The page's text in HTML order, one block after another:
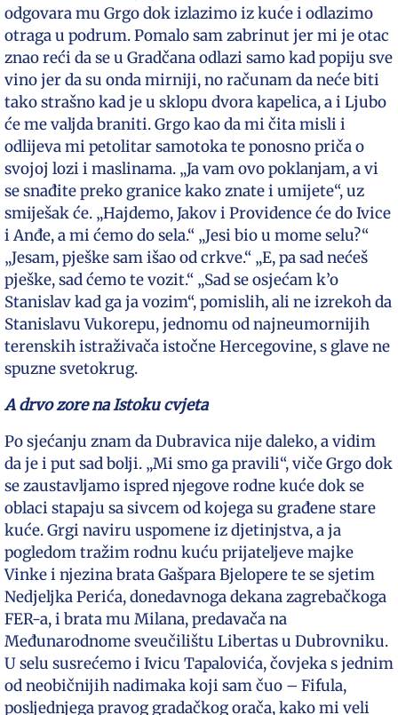
odgovara mu Grgo dok izlazimo iz kuće i odlazimo
otraga u podrum. Pomalo sam zabrinut jer mi je otac
znao reći da se u Gradčana odlazi samo kad popiju sve
vino jer da su onda mirniji, no računam da neće biti
tako strašno kad je u sklopu dvora kapelica, a i Ljubo
će me valjda braniti. Grgo kao da mi čita misli i
odlijeva mi petolitar samotoka te ponosno priča o
svojoj lozi i maslinama. „Ja vam ovo poklanjam, a vi
se snađite preko granice kako znate i umijete“, uz
smiješak će. „Hajdemo, Jakov i Providence će do Ivice
i Anđe, a mi ćemo do sela.“ „Jesi bio u mome selu?“
„Jesam, pješke sam išao od crkve.“ „E, pa sad nećeš
pješke, sad ćemo te vozit.“ „Sad se osjećam k’o
Stanislav kad ga ja vozim“, pomislih, ali ne izrekoh da
Stanislavu Vukorepu, jednomu od najneumornijih
terenskih istraživača istočne Hercegovine, s glave ne
spuzne svetokrug.
A drvo zore na Istoku cvjeta
Po sjećanju znam da Dubravica nije daleko, a vidim
da je i put sad bolji. „Mi smo ga pravili“, viče Grgo dok
se zaustavljamo ispred njegove rodne kuće dok se
oblaci stapaju sa sivcem od kojega su građene stare
kuće. Grgi naviru uspomene iz djetinjstva, a ja
pogledom tražim rodnu kuću prijateljeve majke
Vinke i njezina brata Gašpara Bjelopere te se sjetim
Nedjeljka Perića, donedavnoga dekana zagrebačkoga
FER-a, i brata mu Milana, predavača na
Međunarodnome sveučilištu Libertas u Dubrovniku.
U selu susrećemo i Ivicu Tapalovića, čovjeka s jednim
od neobičnijih nadimaka koji sam čuo – Fifula,
posljednjega pravog gradačkog orača, kako mi veli